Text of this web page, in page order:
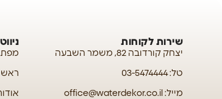
שירות לקוחות
יצחק קורדובה 82, משמר השבעה
טל: 03-5474444
מייל: office@waterdekor.co.il